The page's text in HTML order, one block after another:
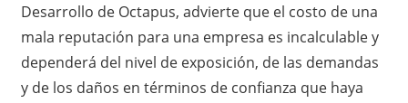
Desarrollo de Octapus, advierte que el costo de una
mala reputación para una empresa es incalculable y
dependerá del nivel de exposición, de las demandas
y de los daños en términos de confianza que haya